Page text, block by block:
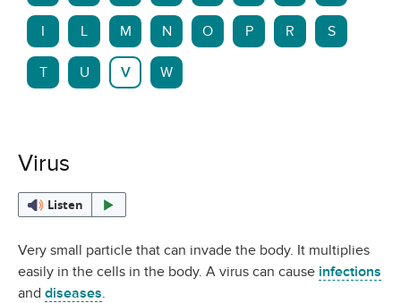
L M N O P R S
T U V W
Virus
Listen
Very small particle that can invade the body. It multiplies
easily in the cells in the body. A virus can cause infections
and diseases.